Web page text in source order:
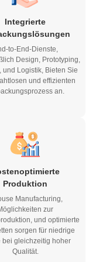
to-End-Dienste,
Design, Prototyping,
und Logistik, Bieten Sie
und effizienten
an.
Produktion
Manufacturing,
zur
und optimierte
sorgen für niedrige
bei gleichzeitig hoher
Qualität.